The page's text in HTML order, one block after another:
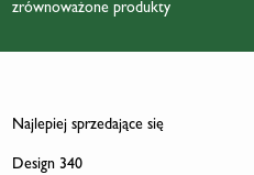
zrównoważone produkty
Najlepiej sprzedające się
Design 340